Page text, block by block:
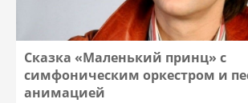
Сказка «Маленький принц» с
симфоническим оркестром и
анимацией